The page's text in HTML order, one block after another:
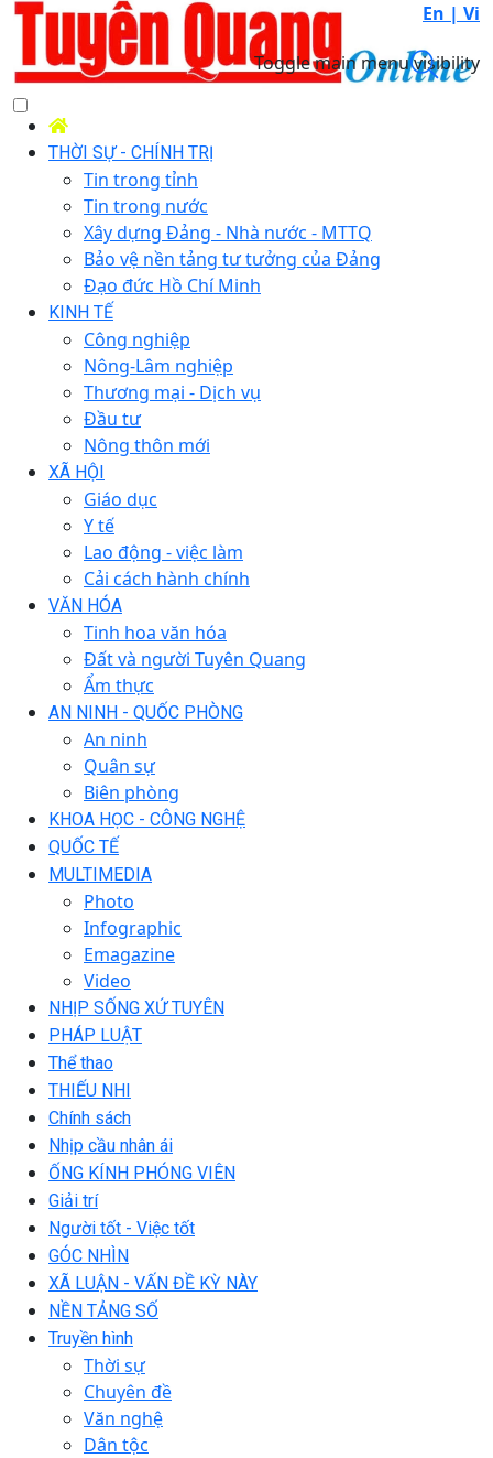
En | Vi
Toggle main menu visibility
THỜI SỰ - CHÍNH TRỊ
Tin trong tỉnh
Tin trong nước
Xây dựng Đảng - Nhà nước - MTTQ
Bảo vệ nền tảng tư tưởng của Đảng
Đạo đức Hồ Chí Minh
KINH TẾ
Công nghiệp
Nông-Lâm nghiệp
Thương mại - Dịch vụ
Đầu tư
Nông thôn mới
XÃ HỘI
Giáo dục
Y tế
Lao động - việc làm
Cải cách hành chính
VĂN HÓA
Tinh hoa văn hóa
Đất và người Tuyên Quang
Ẩm thực
AN NINH - QUỐC PHÒNG
An ninh
Quân sự
Biên phòng
KHOA HỌC - CÔNG NGHỆ
QUỐC TẾ
MULTIMEDIA
Photo
Infographic
Emagazine
Video
NHỊP SỐNG XỨ TUYÊN
PHÁP LUẬT
Thể thao
THIẾU NHI
Chính sách
Nhịp cầu nhân ái
ỐNG KÍNH PHÓNG VIÊN
Giải trí
Người tốt - Việc tốt
GÓC NHÌN
XÃ LUẬN - VẤN ĐỀ KỲ NÀY
NỀN TẢNG SỐ
Truyền hình
Thời sự
Chuyên đề
Văn nghệ
Dân tộc